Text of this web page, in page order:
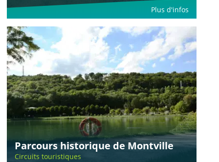
Plus d'infos
Parcours historique de Montville
Circuits touristiques